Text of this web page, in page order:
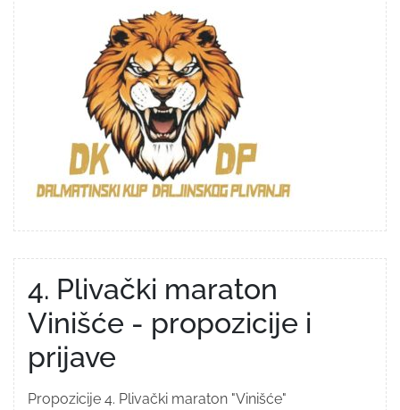
4. Plivački maraton
Vinišće - propozicije i
prijave
Propozicije 4. Plivački maraton "Vinišće"